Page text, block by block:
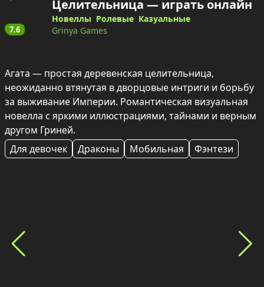
7.6
Целительница — играть онлайн
Новеллы Ролевые Казуальные
Grinya Games
Агата — простая деревенская целительница,
неожиданно втянутая в дворцовые интриги и борьбу
за выживание Империи. Романтическая визуальная
новелла с яркими иллюстрациями, тайнами и верным
другом Гриней.
Для девочек
Драконы Мобильная Фэнтези